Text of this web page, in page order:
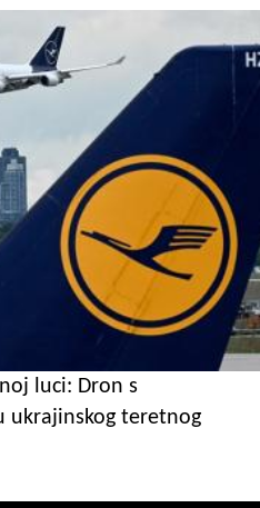
luci: Dron s
ukrajinskog teretnog